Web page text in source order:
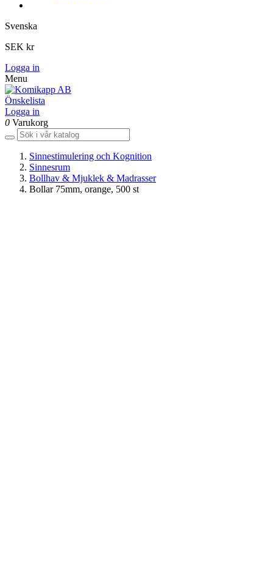
Svenska
SEK kr
Logga in
Menu
Önskelista
Logga in
0 Varukorg
Sinnestimulering och Kognition
Sinnesrum
Bollhav & Mjuklek & Madrasser
Bollar 75mm, orange, 500 st